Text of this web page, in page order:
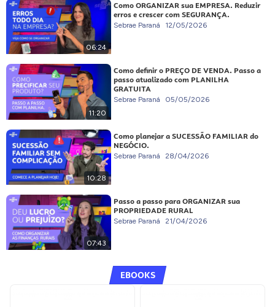
06:24
Como ORGANIZAR sua EMPRESA. Reduzir
erros e crescer com SEGURANÇA.
Sebrae Paraná 12/05/2026
11:20
Como definir o PREÇO DE VENDA. Passo a
passo atualizado com PLANILHA
GRATUITA
Sebrae Paraná 05/05/2026
10:28
Como planejar a SUCESSÃO FAMILIAR do
NEGÓCIO.
Sebrae Paraná 28/04/2026
07:43
Passo a passo para ORGANIZAR sua
PROPRIEDADE RURAL
Sebrae Paraná 21/04/2026
EBOOKS